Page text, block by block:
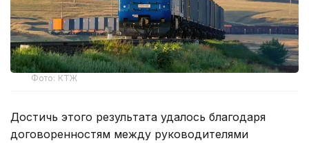
Фото: КТЖ
Достичь этого результата удалось благодаря
договоренностям между руководителями